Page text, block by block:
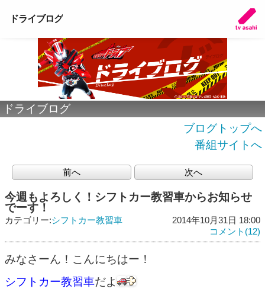
ドライブログ
ドライブログ
ブログトップへ
番組サイトへ
前へ 次へ
今週もよろしく！シフトカー教習車からお知らせ
でーす！
カテゴリー:シフトカー教習車
2014年10月31日 18:00
コメント(12)
みなさーん！こんにちはー！
シフトカー教習車だよ